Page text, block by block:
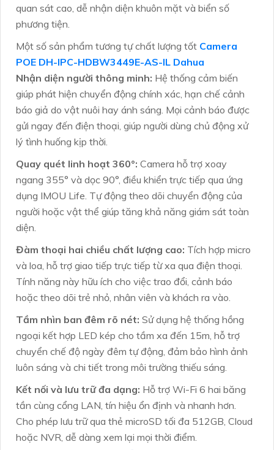
quan sát cao, dễ nhận diện khuôn mặt và biển số
phương tiện.
Một số sản phẩm tương tự chất lượng tốt Camera
POE DH-IPC-HDBW3449E-AS-IL Dahua
Nhận diện người thông minh: Hệ thống cảm biến
giúp phát hiện chuyển động chính xác, hạn chế cảnh
báo giả do vật nuôi hay ánh sáng. Mọi cảnh báo được
gửi ngay đến điện thoại, giúp người dùng chủ động xử
lý tình huống kịp thời.
Quay quét linh hoạt 360°: Camera hỗ trợ xoay
ngang 355° và dọc 90°, điều khiển trực tiếp qua ứng
dụng IMOU Life. Tự động theo dõi chuyển động của
người hoặc vật thể giúp tăng khả năng giám sát toàn
diện.
Đàm thoại hai chiều chất lượng cao: Tích hợp micro
và loa, hỗ trợ giao tiếp trực tiếp từ xa qua điện thoại.
Tính năng này hữu ích cho việc trao đổi, cảnh báo
hoặc theo dõi trẻ nhỏ, nhân viên và khách ra vào.
Tầm nhìn ban đêm rõ nét: Sử dụng hệ thống hồng
ngoại kết hợp LED kép cho tầm xa đến 15m, hỗ trợ
chuyển chế độ ngày đêm tự động, đảm bảo hình ảnh
luôn sáng và chi tiết trong môi trường thiếu sáng.
Kết nối và lưu trữ đa dạng: Hỗ trợ Wi-Fi 6 hai băng
tần cùng cổng LAN, tín hiệu ổn định và nhanh hơn.
Cho phép lưu trữ qua thẻ microSD tối đa 512GB, Cloud
hoặc NVR, dễ dàng xem lại mọi thời điểm.